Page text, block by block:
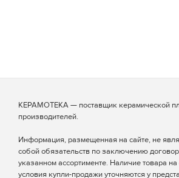
КЕРАМОТЕКА — поставщик керамической
производителей.
Информация, размещенная на сайте, не
собой обязательств по заключению
указанном ассортименте. Наличие товара
условия купли-продажи уточняются у